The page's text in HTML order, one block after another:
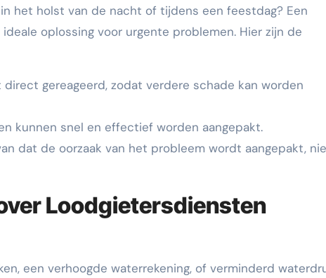
het holst van de nacht of tijdens een feestdag? Een
oplossing voor urgente problemen. Hier zijn de
direct gereageerd, zodat verdere schade kan worden
kunnen snel en effectief worden aangepakt.
dat de oorzaak van het probleem wordt aangepakt,
Loodgietersdiensten
een verhoogde waterrekening, of verminderd